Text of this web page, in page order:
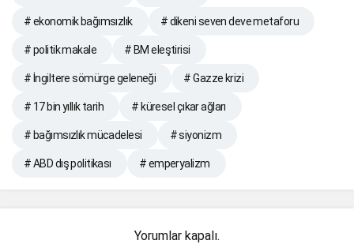
# ekonomik bağımsızlık # dikeni seven deve metaforu
# politik makale # BM eleştirisi
# İngiltere sömürge geleneği # Gazze krizi
# 17 bin yıllık tarih # küresel çıkar ağları
# bağımsızlık mücadelesi # siyonizm
# ABD dış politikası # emperyalizm
Yorumlar kapalı.